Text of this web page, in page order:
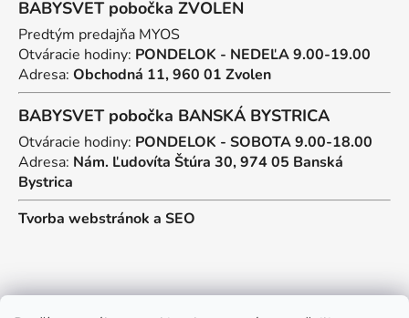
BABYSVET pobočka ZVOLEN
Predtým predajňa MYOS
Otváracie hodiny: PONDELOK - NEDEĽA 9.00-19.00
Adresa: Obchodná 11, 960 01 Zvolen
BABYSVET pobočka BANSKÁ BYSTRICA
Otváracie hodiny: PONDELOK - SOBOTA 9.00-18.00
Adresa: Nám. Ľudovíta Štúra 30, 974 05 Banská
Bystrica
Tvorba webstránok a SEO